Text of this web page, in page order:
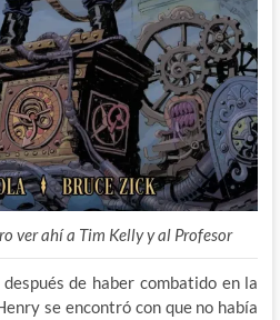
ver ahí a Tim Kelly y al Profesor
de haber combatido en la
se encontró con que no había